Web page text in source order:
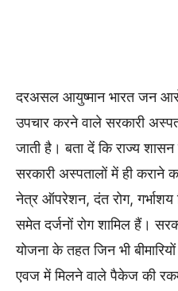
दरअसल आयुष्मान भारत जन
उपचार करने वाले सरकारी
जाती है। बता दें कि राज्य शासन
सरकारी अस्पतालों में ही कराने
नेत्र ऑपरेशन, दंत रोग,
समेत दर्जनों रोग शामिल हैं।
योजना के तहत जिन भी
एवज में मिलने वाले पैकेज की